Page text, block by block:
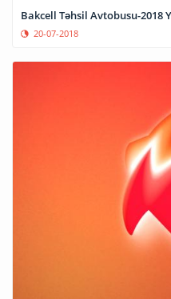
Bakcell Təhsil Avtobusu-2018
20-07-2018